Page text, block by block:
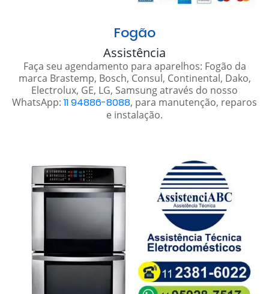
Fogão
Assistência
Faça seu agendamento para aparelhos: Fogão da
marca Brastemp, Bosch, Consul, Continental, Dako,
Electrolux, GE, LG, Samsung através do nosso
WhatsApp: 11 94886-8088, para manutenção, reparos
e instalação.